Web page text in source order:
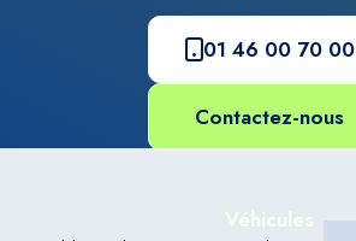
01 46 00 70 00
Contactez-nous